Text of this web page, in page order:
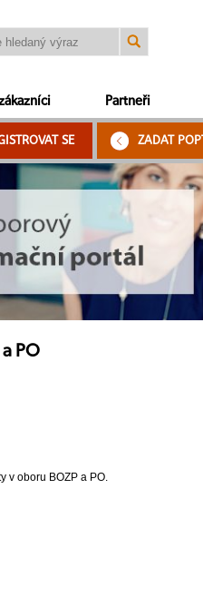
Partneři
SE ZADAT
PO
v oboru BOZP a PO.